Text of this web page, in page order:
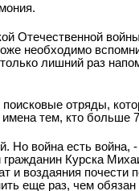
Отечественной
необходимо
лишний раз
отряды,
тем, кто больше
война есть война,
Курска
и воздаяния почести
еще раз, чем